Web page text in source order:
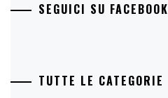
SEGUICI SU FACEBOOK
TUTTE LE CATEGORIE